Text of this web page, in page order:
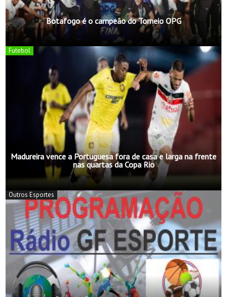
Botafogo é o campeão do Torneio OPG
Futebol
Madureira vence a Portuguesa fora de casa e larga na frente
nas quartas da Copa Rio
Outros Esportes